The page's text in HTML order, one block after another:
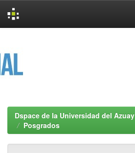
Dspace de la Universidad del Azuay
Posgrados